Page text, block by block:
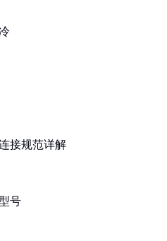
接规范详解
号